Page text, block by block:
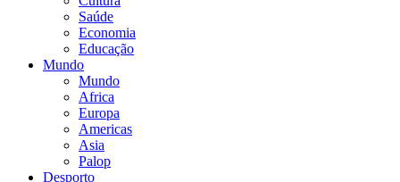
Saúde
Economia
Educação
Mundo
Mundo
Africa
Europa
Americas
Asia
Palop
Desporto